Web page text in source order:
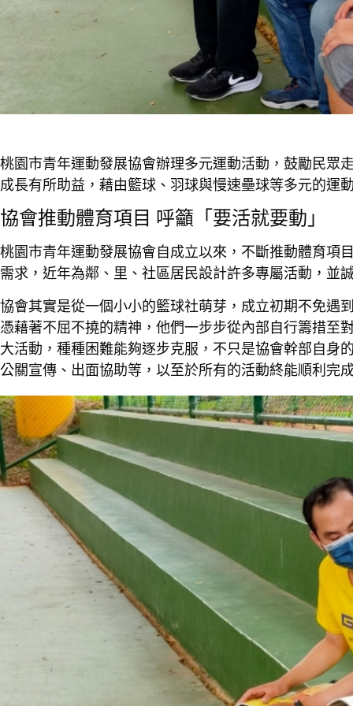
桃園市青年運動發展協會辦理多元運動活動，鼓勵民眾
成長有所助益，藉由籃球、羽球與慢速壘球等多元的運
協會推動體育項目 呼籲「要活就要動」
桃園市青年運動發展協會自成立以來，不斷推動體育項
需求，近年為鄰、里、社區居民設計許多專屬活動，並
協會其實是從一個小小的籃球社萌芽，成立初期不免遇
憑藉著不屈不撓的精神，他們一步步從內部自行籌措至
大活動，種種困難能夠逐步克服，不只是協會幹部自身
公關宣傳、出面協助等，以至於所有的活動終能順利完